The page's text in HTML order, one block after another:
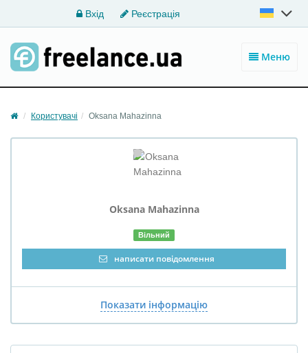
Вхід Реєстрація
Меню
Користувачі Oksana Mahazinna
Oksana Mahazinna
Вільний
написати повідомлення
Показати інформацію